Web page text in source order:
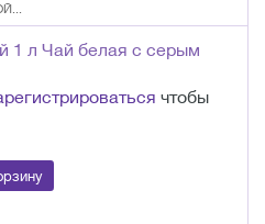
1 л Чай белая с серым
чтобы